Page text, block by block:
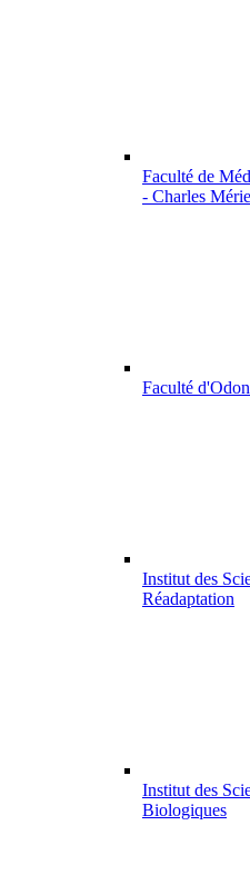
Faculté de
- Charles
Faculté
Institut des
Réadaptation
Institut des
Biologiques